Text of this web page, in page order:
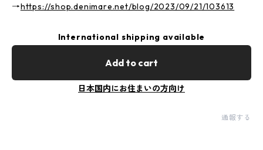
→https://shop.denimare.net/blog/2023/09/21/103613
International shipping available
Add to cart
日本国内にお住まいの方向け
通報する